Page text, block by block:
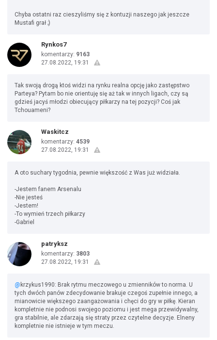
Chyba ostatni raz cieszyliśmy się z kontuzji naszego jak jeszcze
Mustafi grał ;)
Rynkos7
komentarzy: 9163
27.08.2022, 19:31
Tak swoją drogą ktoś widzi na rynku realna opcję jako zastępstwo
Parteya? Pytam bo nie orientuję się aż tak w innych ligach, czy są
gdzieś jacyś młodzi obiecujący piłkarzy na tej pozycji? Coś jak
Tchouameni?
Waskitcz
komentarzy: 4539
27.08.2022, 19:31
A oto suchary tygodnia, pewnie większość z Was już widziała.
-Jestem fanem Arsenalu
-Nie jesteś
-Jestem!
-To wymień trzech piłkarzy
-Gabriel
patryksz
komentarzy: 3803
27.08.2022, 19:31
@ krzykus1990: Brak rytmu meczowego u zmienników to norma. U
tych dwóch panów zdecydowanie brakuje czegoś zupełnie innego, a
mianowicie większego zaangażowania i chęci do gry w piłkę. Kieran
kompletnie nie podnosi swojego poziomu i jest mega przewidywalny,
gra stabilnie, ale zdarzają się straty przez czytelne decyzje. Elneny
kompletnie nie istnieje w tym meczu.